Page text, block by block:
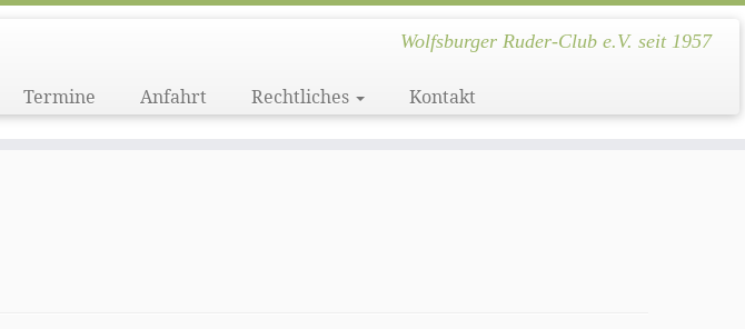
Wolfsburger Ruder-Club e.V. seit 1957
Termine Anfahrt Rechtliches Kontakt